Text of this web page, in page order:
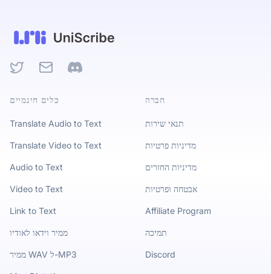
TwitterEmail Discord
כלים חינמיים
Translate Audio to Text
Translate Video to Text
Audio to Text
Video to Text
Link to Text
ממיר וידאו לאודיו
ממיר WAV ל-MP3
חברה
תנאי שירות
מדיניות פרטיות
מדיניות החזרים
אבטחה ופרטיות
Affiliate Program
תמיכה
Discord